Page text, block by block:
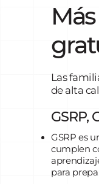
Las
de alta
GSRP,
GSRP es
cumplen
para